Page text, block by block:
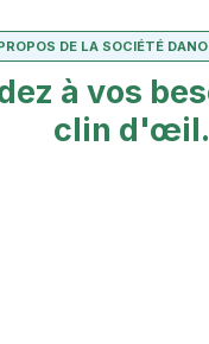
DE LA SOCIÉTÉ
à vos
clin d'œil.